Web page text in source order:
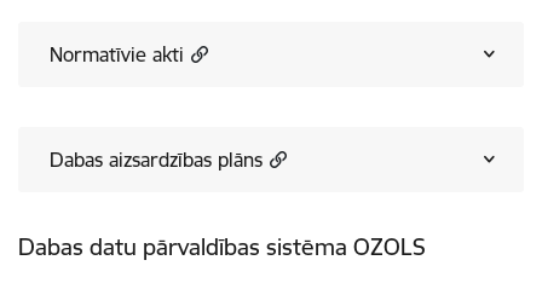
Normatīvie akti
Dabas aizsardzības plāns
Dabas datu pārvaldības sistēma OZOLS